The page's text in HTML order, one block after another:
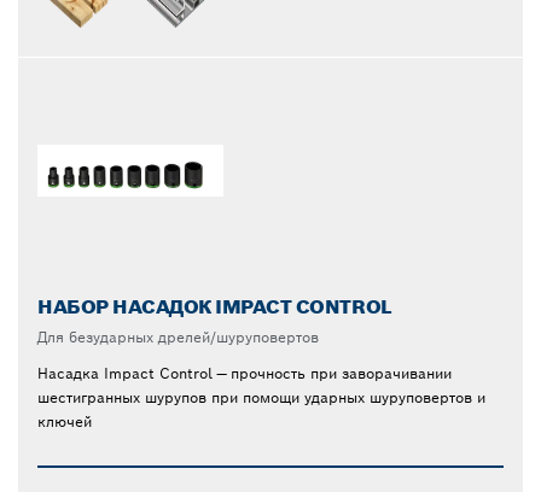
НАБОР НАСАДОК IMPACT CONTROL
Для безударных дрелей/шуруповертов
Насадка Impact Control — прочность при заворачивании
шестигранных шурупов при помощи ударных шуруповертов и
ключей